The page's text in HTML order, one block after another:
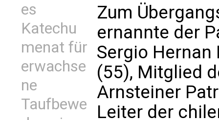
es
Katechu
menat für
erwachse
ne
Taufbewe
Zum
ernannte der
Sergio Hernan
(55), Mitglied
Arnsteiner
Leiter der